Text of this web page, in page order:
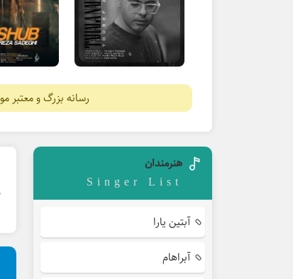
رسانه بزرگ و
هنرمندان
Singer List
آبتین یارا
آبراهام